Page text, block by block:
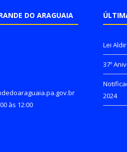
DO ARAGUAIA
às 12:00
Lei
37º
2024